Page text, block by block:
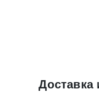
Доставка
* -
Прикрепить